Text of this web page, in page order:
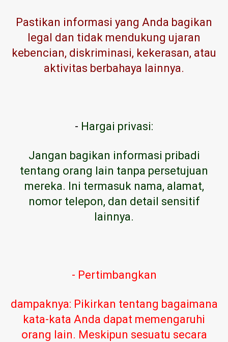
Pastikan informasi yang Anda bagikan
legal dan tidak mendukung ujaran
kebencian, diskriminasi, kekerasan, atau
aktivitas berbahaya lainnya.
- Hargai privasi:
Jangan bagikan informasi pribadi
tentang orang lain tanpa persetujuan
mereka. Ini termasuk nama, alamat,
nomor telepon, dan detail sensitif
lainnya.
- Pertimbangkan
dampaknya: Pikirkan tentang bagaimana
kata-kata Anda dapat memengaruhi
orang lain. Meskipun sesuatu secara